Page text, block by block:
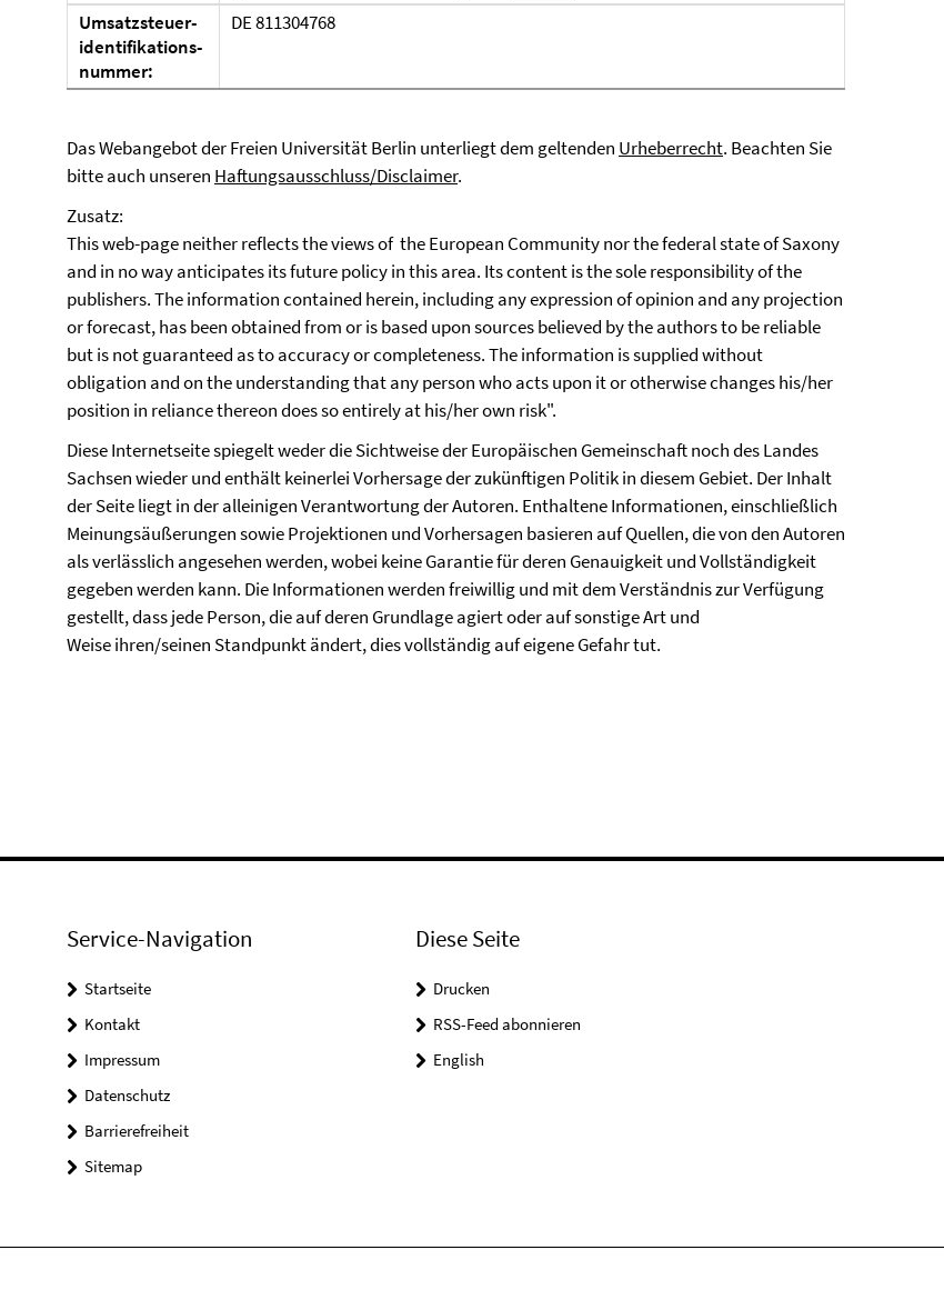
Umsatzsteuer-
identifikations-
nummer:
DE 811304768
Das Webangebot der Freien Universität Berlin unterliegt dem geltenden Urheberrecht. Beachten Sie
bitte auch unseren Haftungsausschluss/Disclaimer.
Zusatz:
This web-page neither reflects the views of the European Community nor the federal state of Saxony
and in no way anticipates its future policy in this area. Its content is the sole responsibility of the
publishers. The information contained herein, including any expression of opinion and any projection
or forecast, has been obtained from or is based upon sources believed by the authors to be reliable
but is not guaranteed as to accuracy or completeness. The information is supplied without
obligation and on the understanding that any person who acts upon it or otherwise changes his/her
position in reliance thereon does so entirely at his/her own risk".
Diese Internetseite spiegelt weder die Sichtweise der Europäischen Gemeinschaft noch des Landes
Sachsen wieder und enthält keinerlei Vorhersage der zukünftigen Politik in diesem Gebiet. Der Inhalt
der Seite liegt in der alleinigen Verantwortung der Autoren. Enthaltene Informationen, einschließlich
Meinungsäußerungen sowie Projektionen und Vorhersagen basieren auf Quellen, die von den Autoren
als verlässlich angesehen werden, wobei keine Garantie für deren Genauigkeit und Vollständigkeit
gegeben werden kann. Die Informationen werden freiwillig und mit dem Verständnis zur Verfügung
gestellt, dass jede Person, die auf deren Grundlage agiert oder auf sonstige Art und
Weise ihren/seinen Standpunkt ändert, dies vollständig auf eigene Gefahr tut.
Service-Navigation
Startseite
Kontakt
Impressum
Datenschutz
Barrierefreiheit
Sitemap
Diese Seite
Drucken
RSS-Feed abonnieren
English